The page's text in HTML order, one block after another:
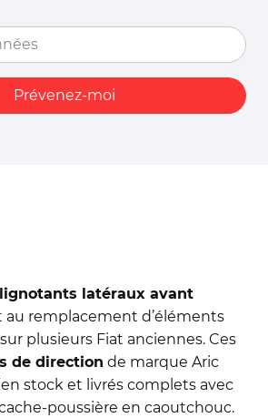
Prévenez-moi
latéraux avant
remplacement d’éléments
plusieurs Fiat anciennes. Ces
de direction de marque Aric
stock et livrés complets avec
poussière en caoutchouc.